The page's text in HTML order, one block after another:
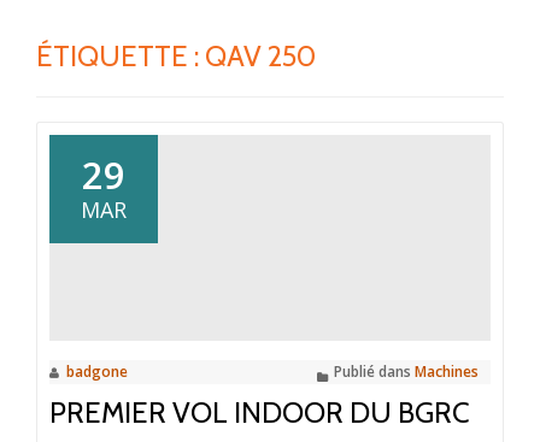
ÉTIQUETTE : QAV 250
29
MAR
badgone Publié dans Machines
PREMIER VOL INDOOR DU BGRC